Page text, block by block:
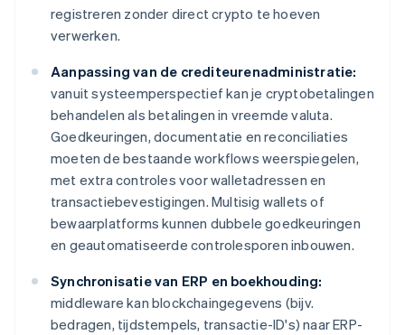
registreren zonder direct crypto te hoeven
verwerken.
Aanpassing van de crediteurenadministratie:
vanuit systeemperspectief kan je cryptobetalingen
behandelen als betalingen in vreemde valuta.
Goedkeuringen, documentatie en reconciliaties
moeten de bestaande workflows weerspiegelen,
met extra controles voor walletadressen en
transactiebevestigingen. Multisig wallets of
bewaarplatforms kunnen dubbele goedkeuringen
en geautomatiseerde controlesporen inbouwen.
Synchronisatie van ERP en boekhouding:
middleware kan blockchaingegevens (bijv.
bedragen, tijdstempels, transactie-ID's) naar ERP-